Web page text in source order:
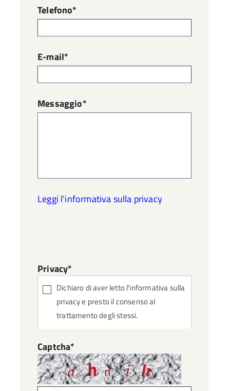
Telefono*
E-mail*
Messaggio*
Leggi l'informativa sulla privacy
Privacy*
Dichiaro di aver letto l'informativa sulla
privacy e presto il consenso al
trattamento degli stessi.
Captcha*